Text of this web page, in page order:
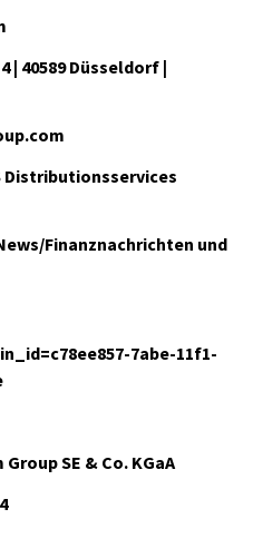
| 40589 Düsseldorf |
Distributionsservices
Finanznachrichten und
7abe-11f1-
SE & Co. KGaA